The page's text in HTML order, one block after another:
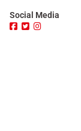
Social Media